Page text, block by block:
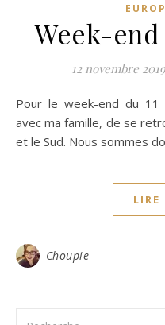
Week-
12 novembre 2019
Pour le week-end du 11 novembre, nous avons décidé
avec ma famille, de se
et le Sud. Nous sommes
LIRE
Choupie